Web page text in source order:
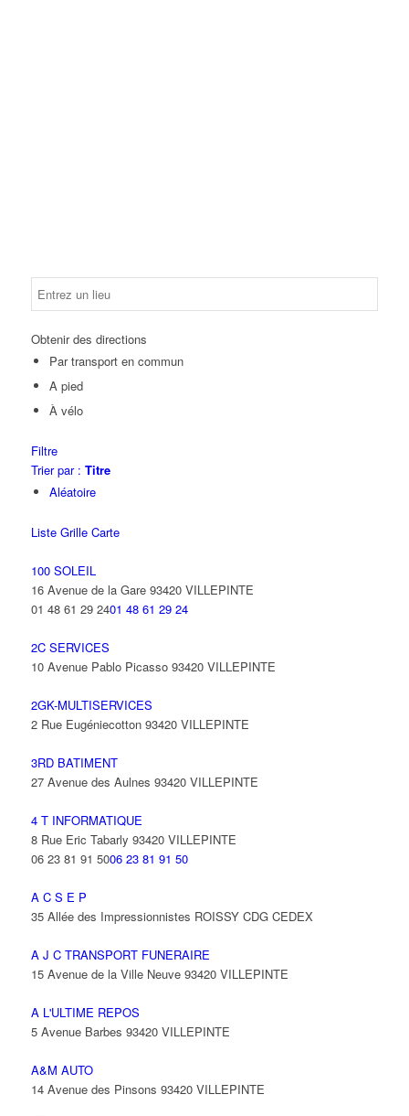
Obtenir des directions
Par transport en commun
A pied
À vélo
Filtre
Trier par : Titre
Aléatoire
Liste Grille Carte
100 SOLEIL
16 Avenue de la Gare 93420 VILLEPINTE
01 48 61 29 2401 48 61 29 24
2C SERVICES
10 Avenue Pablo Picasso 93420 VILLEPINTE
2GK-MULTISERVICES
2 Rue Eugéniecotton 93420 VILLEPINTE
3RD BATIMENT
27 Avenue des Aulnes 93420 VILLEPINTE
4 T INFORMATIQUE
8 Rue Eric Tabarly 93420 VILLEPINTE
06 23 81 91 5006 23 81 91 50
A C S E P
35 Allée des Impressionnistes ROISSY CDG CEDEX
A J C TRANSPORT FUNERAIRE
15 Avenue de la Ville Neuve 93420 VILLEPINTE
A L'ULTIME REPOS
5 Avenue Barbes 93420 VILLEPINTE
A&M AUTO
14 Avenue des Pinsons 93420 VILLEPINTE